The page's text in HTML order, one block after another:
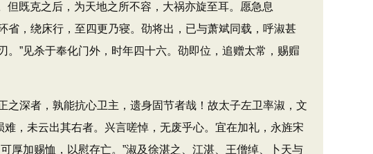
但既克之后，为天地之所不容，大祸亦旋至耳。愿急息
省，绕床行，至四更乃寝。劭将出，已与萧斌同载，呼淑甚
”见杀于奉化门外，时年四十六。劭即位，追赠太常，赐赗
深者，孰能抗心卫主，遗身固节者哉！故太子左卫率淑，文
，未云出其右者。兴言嗟悼，无废乎心。宜在加礼，永旌宋
厚加赐恤，以慰存亡。”淑及徐湛之、江湛、王僧绰、卜天与